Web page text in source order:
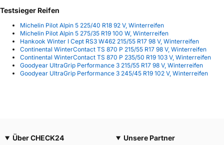
Testsieger Reifen
Michelin Pilot Alpin 5 225/40 R18 92 V, Winterreifen
Michelin Pilot Alpin 5 275/35 R19 100 W, Winterreifen
Hankook Winter I Cept RS3 W462 215/55 R17 98 V, Winterreifen
Continental WinterContact TS 870 P 215/55 R17 98 V, Winterreifen
Continental WinterContact TS 870 P 235/50 R19 103 V, Winterreifen
Goodyear UltraGrip Performance 3 215/55 R17 98 V, Winterreifen
Goodyear UltraGrip Performance 3 245/45 R19 102 V, Winterreifen
Über CHECK24
Unsere Partner